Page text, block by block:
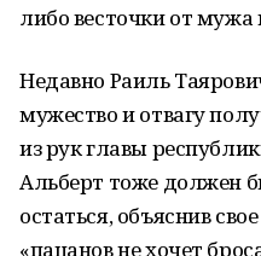
либо весточки от мужа
Недавно Раиль
мужество и отвагу
из рук главы
Альберт тоже должен
остаться, объяснив
«пацанов не хочет